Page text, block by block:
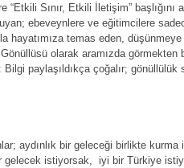
Sınır, Etkili İletişim” başlığını
ebeveynlere ve eğitimcilere
hayatımıza temas eden,
olarak aramızda görmekten
paylaşıldıkça çoğalır; gönüllülük
aydınlık bir geleceği birlikte kurma
gelecek istiyorsak, iyi bir Türkiye